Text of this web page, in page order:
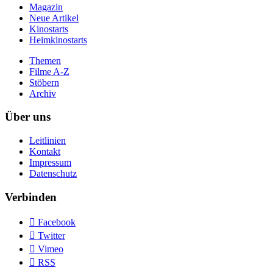
Magazin
Neue Artikel
Kinostarts
Heimkinostarts
Themen
Filme A-Z
Stöbern
Archiv
Über uns
Leitlinien
Kontakt
Impressum
Datenschutz
Verbinden
 Facebook
 Twitter
 Vimeo
 RSS